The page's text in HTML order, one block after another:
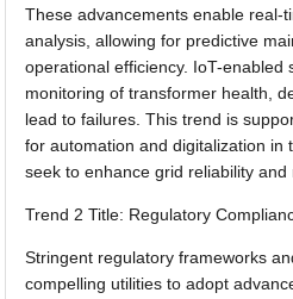
These advancements enable real-
analysis, allowing for predictive
operational efficiency. IoT-enabled
monitoring of transformer health,
lead to failures. This trend is
for automation and digitalization in
seek to enhance grid reliability and
Trend 2 Title: Regulatory
Stringent regulatory frameworks
compelling utilities to adopt